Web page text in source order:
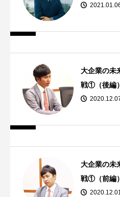
大企業の未
戦①（後編）
大企業の未
戦①（前編）